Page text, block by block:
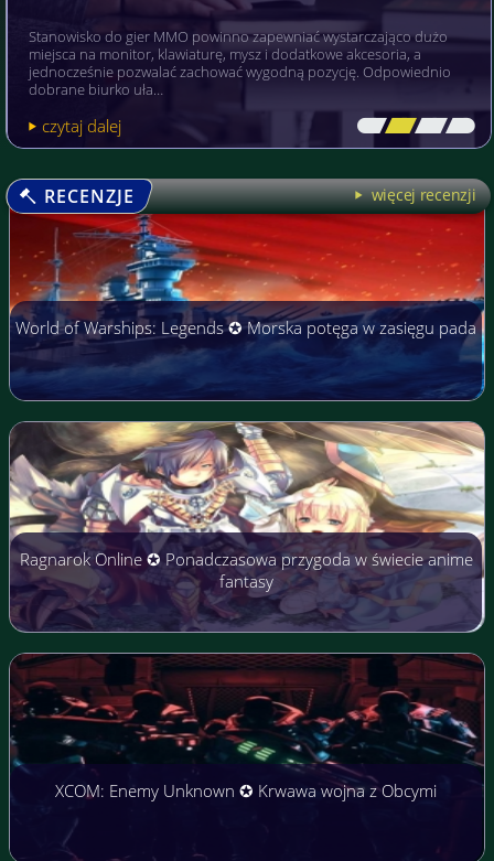
Stanowisko do gier MMO powinno zapewniać wystarczająco dużo
miejsca na monitor, klawiaturę, mysz i dodatkowe akcesoria, a
jednocześnie pozwalać zachować wygodną pozycję. Odpowiednio
dobrane biurko uła…
czytaj dalej [\ \\ \\ \]
RECENZJE więcej recenzji
World of Warships: Legends ✪ Morska potęga w zasięgu pada
Ragnarok Online ✪ Ponadczasowa przygoda w świecie anime
fantasy
XCOM: Enemy Unknown ✪ Krwawa wojna z Obcymi